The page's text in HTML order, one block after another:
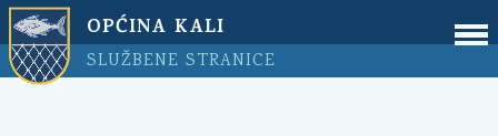
OPĆINA KALI
SLUŽBENE STRANICE